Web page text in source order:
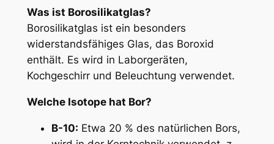
Was ist Borosilikatglas?
Borosilikatglas ist ein besonders
widerstandsfähiges Glas, das Boroxid
enthält. Es wird in Laborgeräten,
Kochgeschirr und Beleuchtung verwendet.
Welche Isotope hat Bor?
B-10: Etwa 20 % des natürlichen Bors,